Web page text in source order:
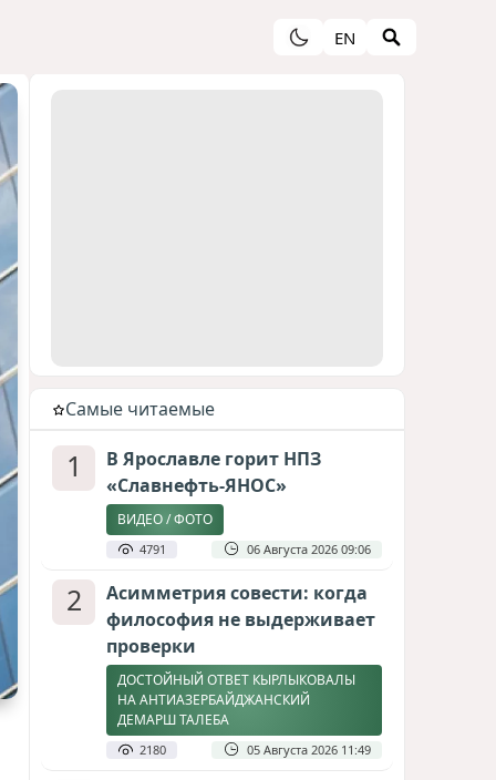
EN
Cамые читаемые
1
В Ярославле горит НПЗ
«Славнефть-ЯНОС»
ВИДЕО / ФОТО
4791 06 Августа 2026 09:06
2
Асимметрия совести: когда
философия не выдерживает
проверки
ДОСТОЙНЫЙ ОТВЕТ КЫРЛЫКОВАЛЫ
НА АНТИАЗЕРБАЙДЖАНСКИЙ
ДЕМАРШ ТАЛЕБА
2180 05 Августа 2026 11:49